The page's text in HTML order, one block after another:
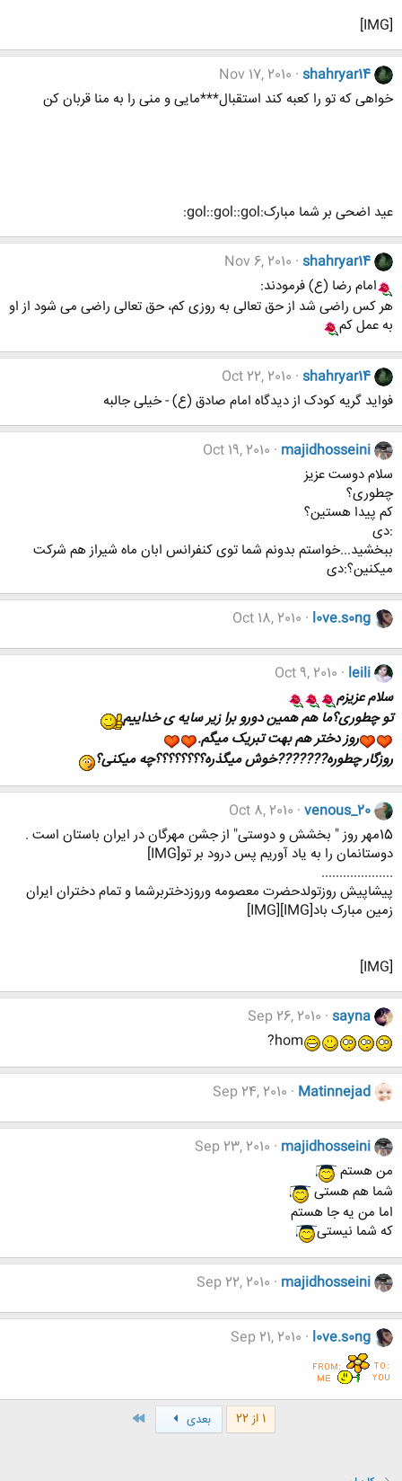
[IMG]
shahryar14
Nov 17, 2010
خواهی که تو را کعبه کند استقبال***مایی و منی را به منا قربان کن
عید اضحی بر شما مبارک:gol::gol::gol:
shahryar14
Nov 6, 2010
امام رضا (ع) فرمودند:
هر کس راضی شد از حق تعالی به روزی کم، حق تعالی راضی می شود از او
به عمل کم
shahryar14
Oct 22, 2010
فواید گریه کودک از دیدگاه امام صادق (ع) - خیلی جالبه
majidhosseini
Oct 19, 2010
سلام دوست عزیز
چطوری؟
کم پیدا هستین؟
:دی
ببخشید...خواستم بدونم شما توی کنفرانس ابان ماه شیراز هم شرکت
میکنین؟:دی
l0ve.s0ng
Oct 18, 2010
leili
Oct 9, 2010
سلام عزیزم
تو چطوری؟ما هم همین دورو برا زیر سایه ی خداییم
روز دختر هم بهت تبریک میگم.
روزگار چطوره???????خوش میگذره؟؟؟؟؟؟؟؟چه میکنی؟
venous_20
Oct 8, 2010
15مهر روز " بخشش و دوستی" از جشن مهرگان در ایران باستان است .
دوستانمان را به یاد آوریم پس درود بر تو[IMG]
....................
پیشاپیش روزتولدحضرت معصومه وروزدختربرشما و تمام دختران ایران
زمین مبارک باد[IMG][IMG]
[IMG]
sayna
Sep 26, 2010
hom?
Matinnejad
Sep 24, 2010
majidhosseini
Sep 23, 2010
من هستم
شما هم هستی
اما من یه جا هستم
که شما نیستی
majidhosseini
Sep 22, 2010
l0ve.s0ng
Sep 21, 2010
1 از 22 بعدی